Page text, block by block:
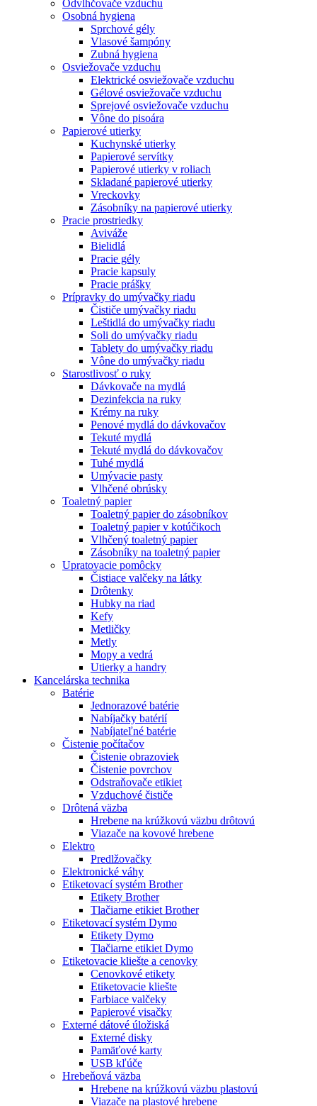
Odvlhčovače vzduchu
Osobná hygiena
Sprchové gély
Vlasové šampóny
Zubná hygiena
Osviežovače vzduchu
Elektrické osviežovače vzduchu
Gélové osviežovače vzduchu
Sprejové osviežovače vzduchu
Vône do pisoára
Papierové utierky
Kuchynské utierky
Papierové servítky
Papierové utierky v roliach
Skladané papierové utierky
Vreckovky
Zásobníky na papierové utierky
Pracie prostriedky
Aviváže
Bielidlá
Pracie gély
Pracie kapsuly
Pracie prášky
Prípravky do umývačky riadu
Čističe umývačky riadu
Leštidlá do umývačky riadu
Soli do umývačky riadu
Tablety do umývačky riadu
Vône do umývačky riadu
Starostlivosť o ruky
Dávkovače na mydlá
Dezinfekcia na ruky
Krémy na ruky
Penové mydlá do dávkovačov
Tekuté mydlá
Tekuté mydlá do dávkovačov
Tuhé mydlá
Umývacie pasty
Vlhčené obrúsky
Toaletný papier
Toaletný papier do zásobníkov
Toaletný papier v kotúčikoch
Vlhčený toaletný papier
Zásobníky na toaletný papier
Upratovacie pomôcky
Čistiace valčeky na látky
Drôtenky
Hubky na riad
Kefy
Metličky
Metly
Mopy a vedrá
Utierky a handry
Kancelárska technika
Batérie
Jednorazové batérie
Nabíjačky batérií
Nabíjateľné batérie
Čistenie počítačov
Čistenie obrazoviek
Čistenie povrchov
Odstraňovače etikiet
Vzduchové čističe
Drôtená väzba
Hrebene na krúžkovú väzbu drôtovú
Viazače na kovové hrebene
Elektro
Predlžovačky
Elektronické váhy
Etiketovací systém Brother
Etikety Brother
Tlačiarne etikiet Brother
Etiketovací systém Dymo
Etikety Dymo
Tlačiarne etikiet Dymo
Etiketovacie kliešte a cenovky
Cenovkové etikety
Etiketovacie kliešte
Farbiace valčeky
Papierové visačky
Externé dátové úložiská
Externé disky
Pamäťové karty
USB kľúče
Hrebeňová väzba
Hrebene na krúžkovú väzbu plastovú
Viazače na plastové hrebene